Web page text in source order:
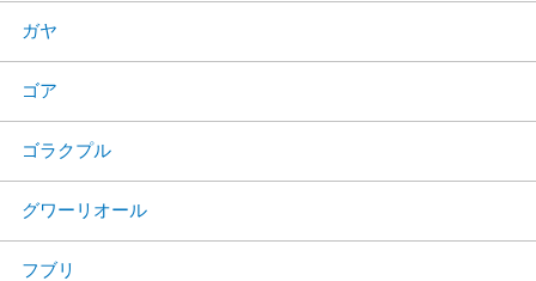
ガヤ
ゴア
ゴラクプル
グワーリオール
フブリ